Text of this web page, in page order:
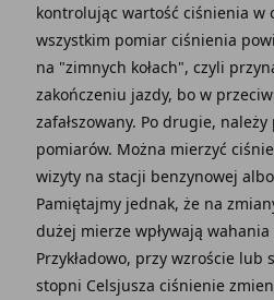
kontrolując wartość ciśnienia w
wszystkim pomiar ciśnienia
na "zimnych kołach", czyli
zakończeniu jazdy, bo w
zafałszowany. Po drugie,
pomiarów. Można mierzyć
wizyty na stacji benzynowej
Pamiętajmy jednak, że na
dużej mierze wpływają
Przykładowo, przy wzroście
stopni Celsjusza ciśnienie